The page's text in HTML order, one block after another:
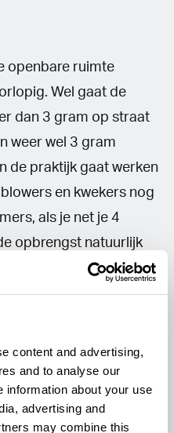
content and advertising,
and to analyse our
information about your use
advertising and
may combine this
openbare ruimte
Wel gaat de
dan 3 gram op straat
weer wel 3 gram
de praktijk gaat werken
en kwekers nog
als je net je 4
opbrengst natuurlijk
zou later zelf ook
voor en 22 tegen de